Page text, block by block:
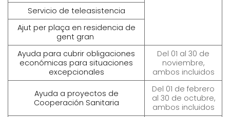
Servicio de teleasistencia
Ajut per plaça en residencia de
gent gran
Ayuda para cubrir obligaciones
económicas para situaciones
excepcionales
Del 01 al 30 de
noviembre,
ambos incluidos
Ayuda a proyectos de
Cooperación Sanitaria
Del 01 de febrero
al 30 de octubre,
ambos incluidos